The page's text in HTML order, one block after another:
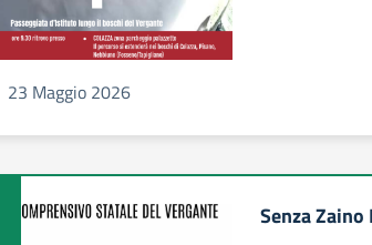
23 Maggio 2026
Senza